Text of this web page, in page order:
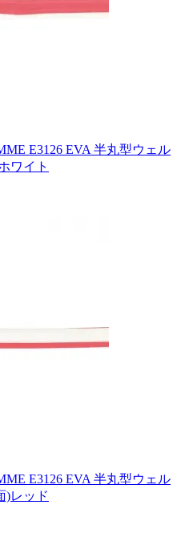
E3126 EVA 半丸型ウェル
ワイト
E3126 EVA 半丸型ウェル
)レッド